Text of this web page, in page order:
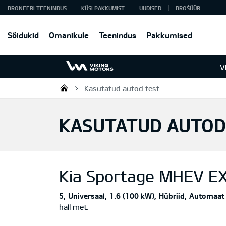
Sõidukid Omanikule Teenindus Pakkumised
BRONEERI TEENINDUS KÜSI PAKKUMIST UUDISED BROŠÜÜR
Viking Motors - Kia müük,
Kasutatud autod test
KASUTATUD
Kia Sportage MHEV
5 Universaal 1.6 (100 kW) Hübriid Automaat
hall met.